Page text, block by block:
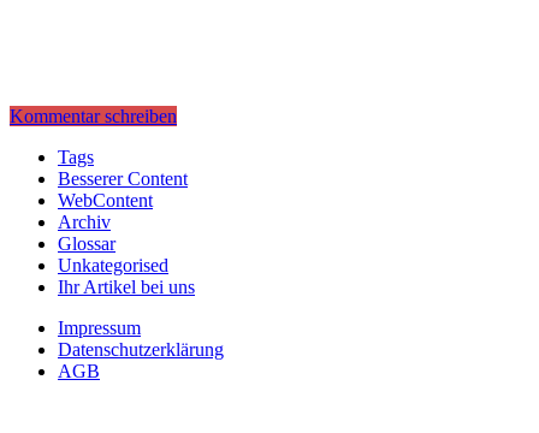
Kommentar schreiben
Tags
Besserer Content
WebContent
Archiv
Glossar
Unkategorised
Ihr Artikel bei uns
Impressum
Datenschutzerklärung
AGB